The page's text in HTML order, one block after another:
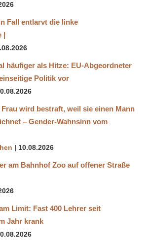
Fall entlarvt die linke
|
häufiger als Hitze: EU-Abgeordneter
Politik vor
wird bestraft, weil sie einen Mann
– Gender-Wahnsinn vom
10.08.2026
am Bahnhof Zoo auf offener Straße
Limit: Fast 400 Lehrer seit
Jahr krank